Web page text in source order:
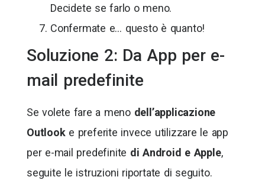
Decidete se farlo o meno.
Confermate e… questo è quanto!
Soluzione 2: Da App per e-
mail predefinite
Se volete fare a meno dell’applicazione
Outlooke preferite invece utilizzare le app
per e-mail predefinite di Android e Apple,
seguite le istruzioni riportate di seguito.